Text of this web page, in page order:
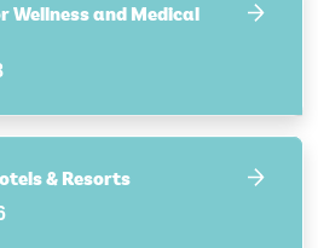
Wellness and Medical
& Resorts